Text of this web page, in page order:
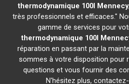
thermodynamique 100l Mennecy
très professionnels et efficaces."
gamme de services pour
thermodynamique 100l
réparation en passant par la
sommes à votre disposition pour
questions et vous fournir des
N'hésitez plus,